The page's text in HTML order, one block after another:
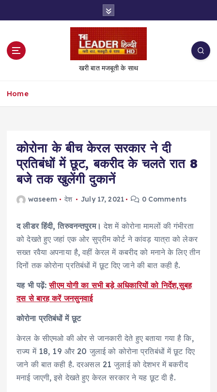
t
खरी बात मजबूती के साथ
Home
कोरोना के बीच केरल सरकार ने दी
प्रतिबंधों में छूट, बकरीद के चलते रात 8
बजे तक खुलेंगी दुकानें
waseem देश July 17, 2021 0 Comments
द लीडर हिंदी, तिरुवनन्तपुरम। देश में कोरोना मामलों की गंभीरता
को देखते हुए जहां एक ओर सुप्रीम कोर्ट ने कांवड़ यात्रा को लेकर
सख्त रवैया अपनाया है, वहीं केरल में कबरीद को मनाने के लिए तीन
दिनों तक कोरोना प्रतिबंधों में छूट दिए जाने की बात कही है.
यह भी पढ़ें:सीएम योगी का सभी बड़े अधिकारियों को निर्देश,सुबह
दस से बारह करें जनसुनवाई
कोरोना प्रतिबंधों में छूट
केरल के सीएमओ की ओर से जानकारी देते हुए बताया गया है कि,
राज्य में 18, 19 और 20 जुलाई को कोरोना प्रतिबंधों में छूट दिए
जाने की बात कही है. दरअसल 21 जुलाई को देशभर में बकरीद
मनाई जाएगी, इसे देखते हुए केरल सरकार ने यह छूट दी है.